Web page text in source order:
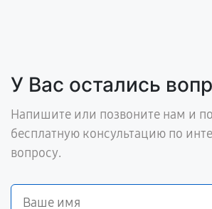
У Вас остались
Напишите или позвоните нам и
бесплатную консультацию по
вопросу.